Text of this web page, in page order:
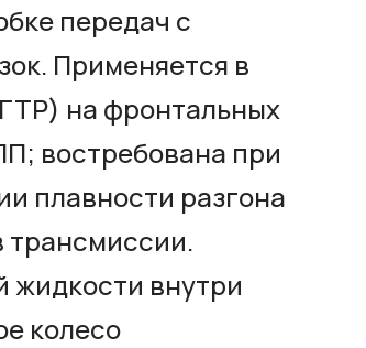
передач с
Применяется в
на фронтальных
востребована при
плавности разгона
трансмиссии.
жидкости внутри
колесо